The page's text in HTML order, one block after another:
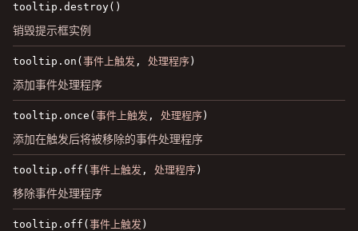
tooltip.destroy()
销毁提示框实例
tooltip.on( 事件上触发 , 处理程序 )
添加事件处理程序
tooltip.once( 事件上触发 , 处理程序 )
添加在触发后将被移除的事件处理程序
tooltip.off( 事件上触发 , 处理程序 )
移除事件处理程序
tooltip.off( 事件上触发 )